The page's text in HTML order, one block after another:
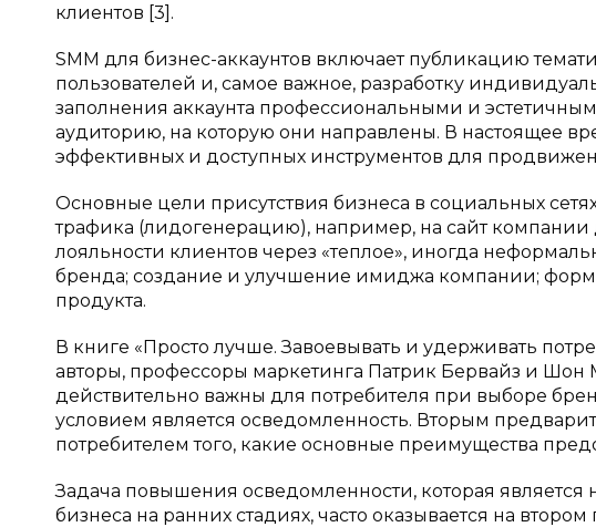
клиентов [3].
SMM для бизнес-аккаунтов включает публикацию
пользователей и, самое важное, разработку
заполнения аккаунта профессиональными и
аудиторию, на которую они направлены. В настоящее
эффективных и доступных инструментов для
Основные цели присутствия бизнеса в социальных
трафика (лидогенерацию), например, на сайт
лояльности клиентов через «теплое», иногда
бренда; создание и улучшение имиджа компании;
продукта.
В книге «Просто лучше. Завоевывать и удерживать
авторы, профессоры маркетинга Патрик Бервайз и Шон
действительно важны для потребителя при выборе
условием является осведомленность. Вторым
потребителем того, какие основные преимущества
Задача повышения осведомленности, которая
бизнеса на ранних стадиях, часто оказывается на